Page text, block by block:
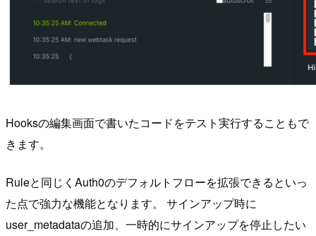
Hooksの編集画面で書いたコードをテスト実行することもで
きます。
Ruleと同じくAuth0のデフォルトフローを拡張できるといっ
た点で強力な機能となります。 サインアップ時に
user_metadataの追加、一時的にサインアップを停止したい